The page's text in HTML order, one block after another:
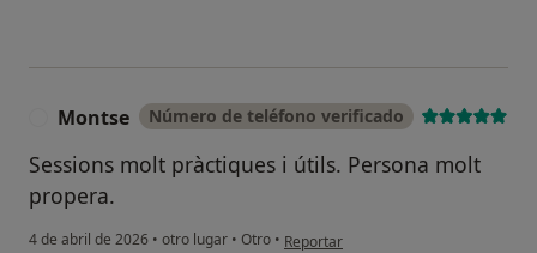
Montse Número de teléfono verificado
Sessions molt pràctiques i útils. Persona molt
propera.
4 de abril de 2026 • otro lugar • Otro • en opinión del usuario Montse
Reportar